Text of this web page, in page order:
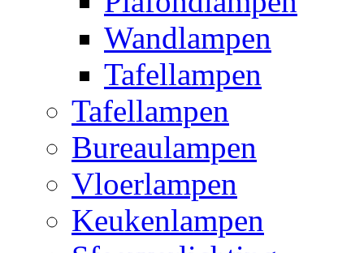
Wandlampen
Tafellampen
Tafellampen
Bureaulampen
Vloerlampen
Keukenlampen